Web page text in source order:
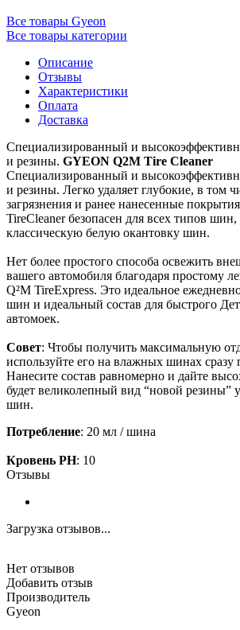
Все товары Gyeon
Все товары категории
Описание
Отзывы
Характеристики
Оплата
Доставка
Специализированный и
и резины. GYEON Q2M Tire Cleaner
Специализированный и
и резины. Легко удаляет глубокие, в том
загрязнения и ранее нанесенные
TireCleaner безопасен для всех типов
классическую белую окантовку шин.
Нет более простого способа освежить
вашего автомобиля благодаря простому
Q²M TireExpress. Это идеальное
шин и идеальный состав для быстрого
автомоек.
Совет: Чтобы получить максимальную
используйте его на влажных шинах сразу
Нанесите состав равномерно и дайте
будет великолепный вид “новой резины”
шин.
Потребление: 20 мл / шина
Кровень PH: 10
Отзывы
Загрузка отзывов...
Нет отзывов
Добавить отзыв
Производитель
Gyeon